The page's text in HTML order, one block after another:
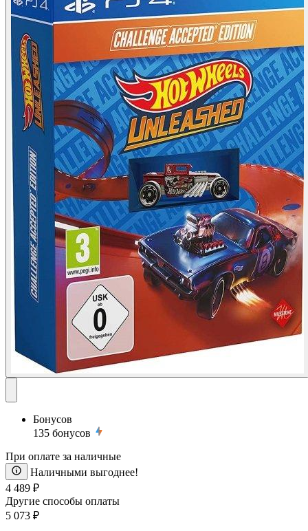
Бонусов
135 бонусов
При оплате за наличные
Наличными выгоднее!
4 489 ₽
Другие способы оплаты
5 073 ₽